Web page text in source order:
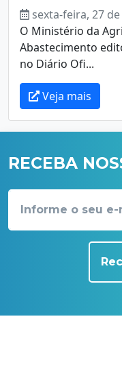
sexta-feira, 27
O Ministério da
Abastecimento
no Diário Ofi...
Veja mais
RECEBA